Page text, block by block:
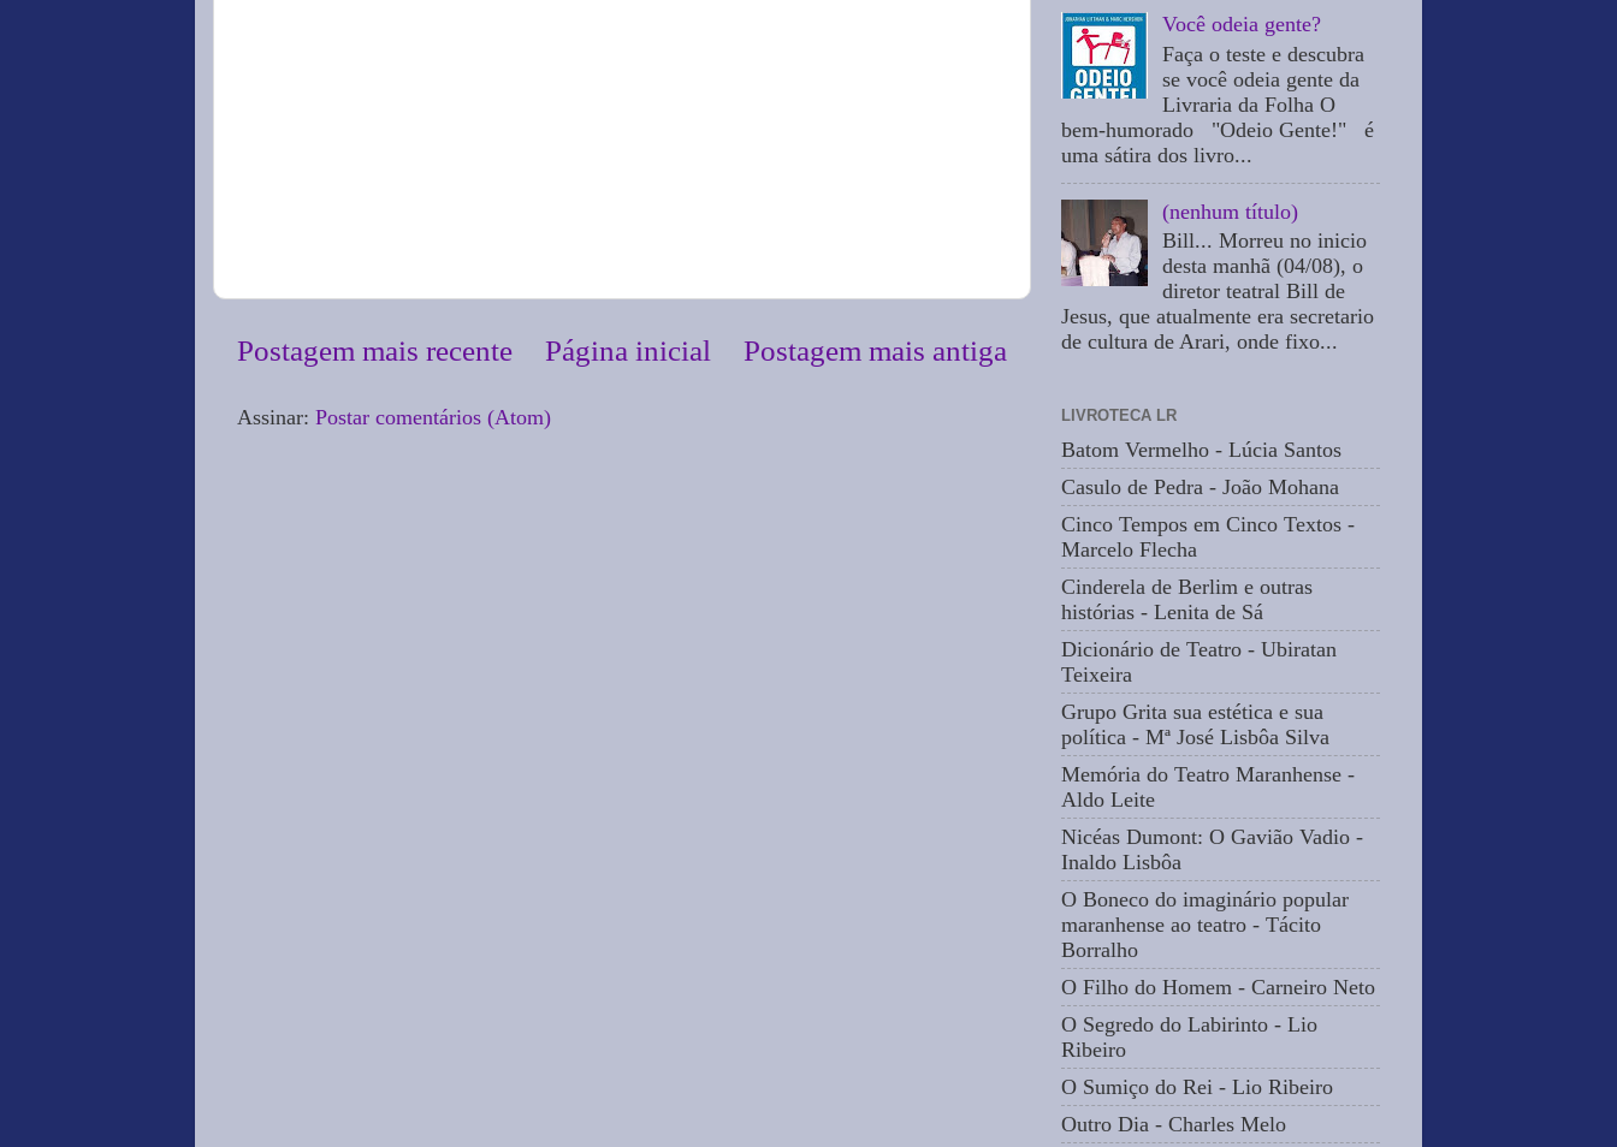
Postagem mais recente Postagem mais antiga
Página inicial
Assinar: Postar comentários (Atom)
Você odeia gente?
Faça o teste e descubra
se você odeia gente da
Livraria da Folha O
bem-humorado "Odeio Gente!" é
uma sátira dos livro...
(nenhum título)
Bill... Morreu no inicio
desta manhã (04/08), o
diretor teatral Bill de
Jesus, que atualmente era secretario
de cultura de Arari, onde fixo...
LIVROTECA LR
Batom Vermelho - Lúcia Santos
Casulo de Pedra - João Mohana
Cinco Tempos em Cinco Textos -
Marcelo Flecha
Cinderela de Berlim e outras
histórias - Lenita de Sá
Dicionário de Teatro - Ubiratan
Teixeira
Grupo Grita sua estética e sua
política - Mª José Lisbôa Silva
Memória do Teatro Maranhense -
Aldo Leite
Nicéas Dumont: O Gavião Vadio -
Inaldo Lisbôa
O Boneco do imaginário popular
maranhense ao teatro - Tácito
Borralho
O Filho do Homem - Carneiro Neto
O Segredo do Labirinto - Lio
Ribeiro
O Sumiço do Rei - Lio Ribeiro
Outro Dia - Charles Melo